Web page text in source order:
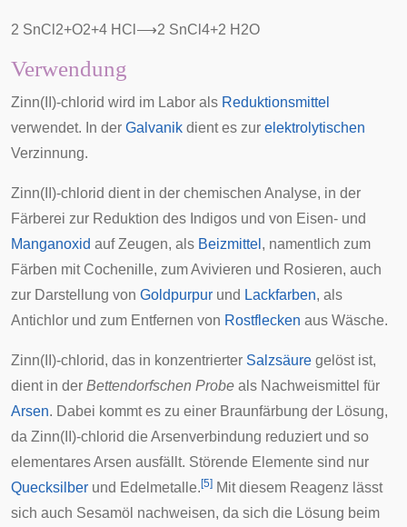
2 SnC 2+O2+4 H C ⟶2 SnC 4+2 H 2O
Verwendung
Zinn(II)-chlorid wird im Labor als Reduktionsmittel
verwendet. In der Galvanik dient es zur elektrolytischen
Verzinnung.
Zinn(II)-chlorid dient in der chemischen Analyse, in der
Färberei zur Reduktion des Indigos und von Eisen- und
Manganoxid auf Zeugen, als Beizmittel , namentlich zum
Färben mit Cochenille, zum Avivieren und Rosieren, auch
zur Darstellung von Goldpurpur und Lackfarben, als
Antichlor und zum Entfernen von Rostflecken aus Wäsche.
Zinn(II)-chlorid, das in konzentrierter Salzsäure gelöst ist,
dient in der Bettendorfschen Probe als Nachweismittel für
Arsen. Dabei kommt es zu einer Braunfärbung der Lösung,
da Zinn(II)-chlorid die Arsenverbindung reduziert und so
elementares Arsen ausfällt. Störende Elemente sind nur
Quecksilber und Edelmetalle. [5] Mit diesem Reagenz lässt
sich auch Sesamöl nachweisen, da sich die Lösung beim